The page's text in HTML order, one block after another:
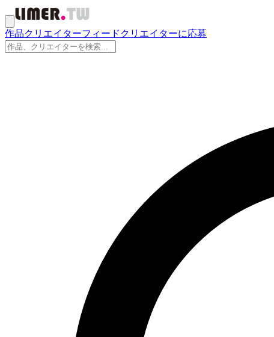
作品クリエイターフィード クリエイターに応募